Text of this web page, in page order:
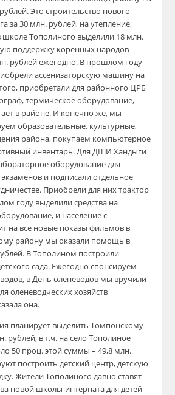
Это строительство нового
за 30 млн. рублей, на утепление,
школе Тополиного выделили 18 млн.
поддержку коренных народов
рублей ежегодно. В прошлом году
ассенизаторскую машину на
приобретали для районного ЦРБ
термическое оборудование,
в районе. И конечно же, мы
образовательные, культурные,
района, покупаем компьютерное
инвентарь. Для ДШИ Хандыги
оборудование для
и подписали отдельное
Приобрели для них трактор
году выделили средства на
и население с
на все новые показы фильмов в
району мы оказали помощь в
В Тополином построили
сада. Ежегодно спонсируем
в День оленеводов мы вручили
оленеводческих хозяйств
она.
планирует выделить Томпонскому
рублей, в т.ч. на село Тополиное
50 проц. этой суммы – 49,8 млн.
построить детский центр, детскую
Жители Тополиного давно ставят
новой школы-интерната для детей